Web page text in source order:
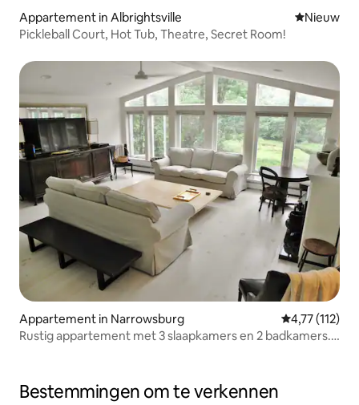
Appartement in Albrightsville Nieuwe
Nieuw
Pickleball Court, Hot Tub, Theatre, Secret Room!
Appartement in Narrowsburg Gemiddelde
4,77 (112)
Rustig appartement met 3 slaapkamers en 2 badkamers.
Bestemmingen om te verkennen